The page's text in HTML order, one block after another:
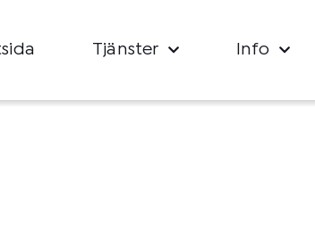
Tjänster Info